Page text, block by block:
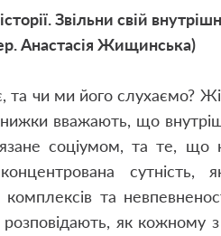
Звільни свій
Анастасія Жищинська)
чи ми його слухаємо?
вважають, що
соціумом, та те, що
сутність,
та
розповідають, як кожному